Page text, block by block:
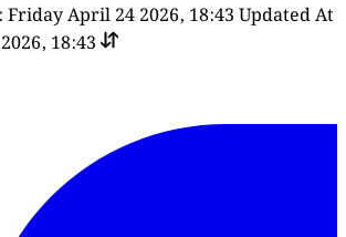
April 24 2026, 18:43 Updated At
18:43